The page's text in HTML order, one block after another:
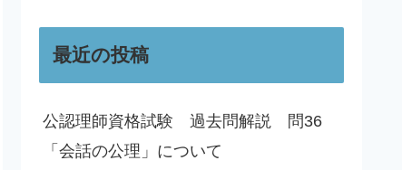
最近の投稿
公認理師資格試験 過去問解説 問36
「会話の公理」について